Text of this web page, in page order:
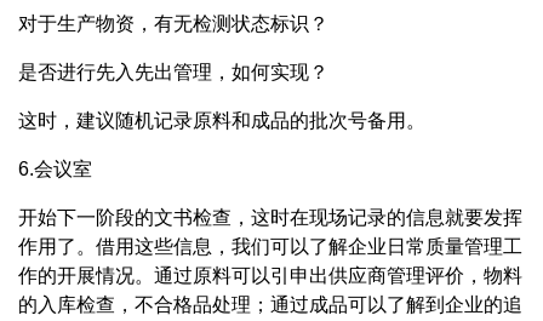
对于生产物资，有无检测状态标识？
是否进行先入先出管理，如何实现？
这时，建议随机记录原料和成品的批次号备用。
6.会议室
开始下一阶段的文书检查，这时在现场记录的信息就要发挥
作用了。借用这些信息，我们可以了解企业日常质量管理工
作的开展情况。通过原料可以引申出供应商管理评价，物料
的入库检查，不合格品处理；通过成品可以了解到企业的追